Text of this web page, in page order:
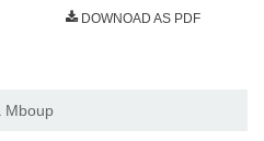
DOWNOAD AS PDF
Mboup